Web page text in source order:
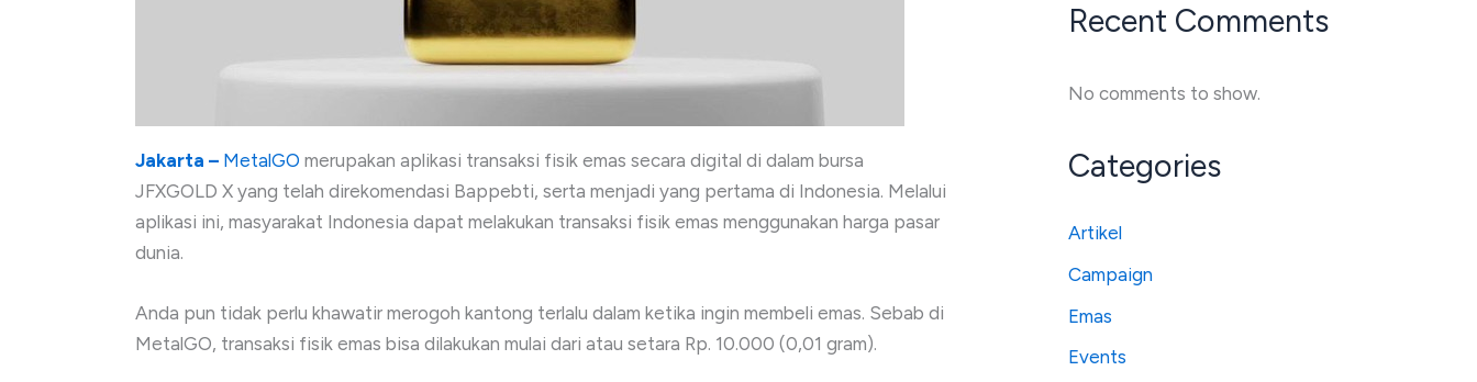
Jakarta – MetalGO merupakan aplikasi transaksi fisik emas secara digital di dalam bursa
JFXGOLD X yang telah direkomendasi Bappebti, serta menjadi yang pertama di Indonesia. Melalui
aplikasi ini, masyarakat Indonesia dapat melakukan transaksi fisik emas menggunakan harga pasar
dunia.
Anda pun tidak perlu khawatir merogoh kantong terlalu dalam ketika ingin membeli emas. Sebab di
MetalGO, transaksi fisik emas bisa dilakukan mulai dari atau setara Rp. 10.000 (0,01 gram).
Recent Comments
No comments to show.
Categories
Artikel
Campaign
Emas
Events